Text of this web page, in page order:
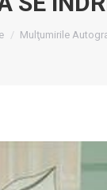
Mulţumirile